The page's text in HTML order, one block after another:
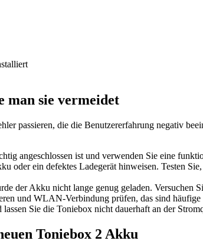
man sie vermeidet
passieren, die die Benutzererfahrung negativ
angeschlossen ist und verwenden Sie eine
oder ein defektes Ladegerät hinweisen. Testen
der Akku nicht lange genug geladen. Versuchen
und WLAN-Verbindung prüfen, das sind häufige
Sie die Toniebox nicht dauerhaft an der
Toniebox 2 Akku